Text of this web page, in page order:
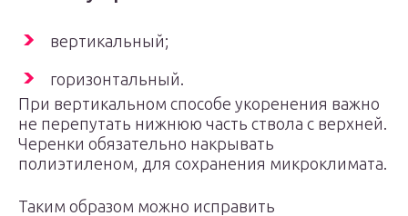
вертикальный;
горизонтальный.
При вертикальном способе укоренения важно
не перепутать нижнюю часть ствола с верхней.
Черенки обязательно накрывать
полиэтиленом, для сохранения микроклимата.
Таким образом можно исправить